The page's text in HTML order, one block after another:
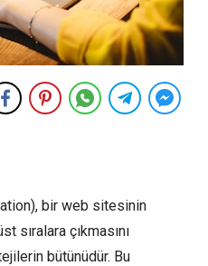
bir web sitesinin
sıralara çıkmasını
bütünüdür. Bu